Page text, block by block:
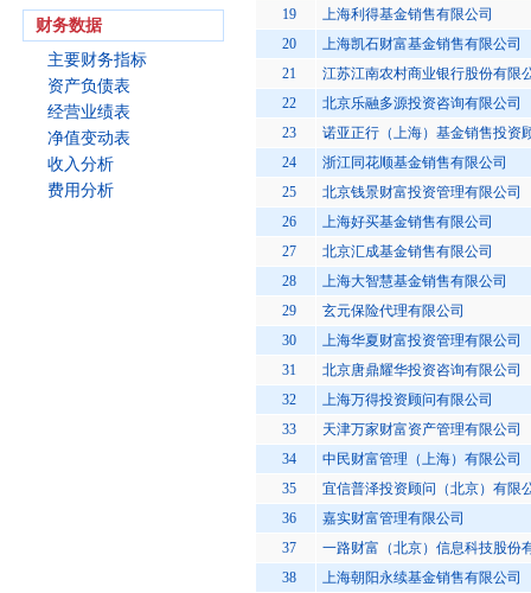
财务数据
主要财务指标
资产负债表
经营业绩表
净值变动表
收入分析
费用分析
19
上海利得基金销售有限公司
20
上海凯石财富基金销售有限公司
21
江苏江南农村商业银行股份有限
22
北京乐融多源投资咨询有限公司
23
诺亚正行（上海）基金销售投资
24
浙江同花顺基金销售有限公司
25
北京钱景财富投资管理有限公司
26
上海好买基金销售有限公司
27
北京汇成基金销售有限公司
28
上海大智慧基金销售有限公司
29
玄元保险代理有限公司
30
上海华夏财富投资管理有限公司
31
北京唐鼎耀华投资咨询有限公司
32
上海万得投资顾问有限公司
33
天津万家财富资产管理有限公司
34
中民财富管理（上海）有限公司
35
宜信普泽投资顾问（北京）有限
36
嘉实财富管理有限公司
37
一路财富（北京）信息科技股份
38
上海朝阳永续基金销售有限公司